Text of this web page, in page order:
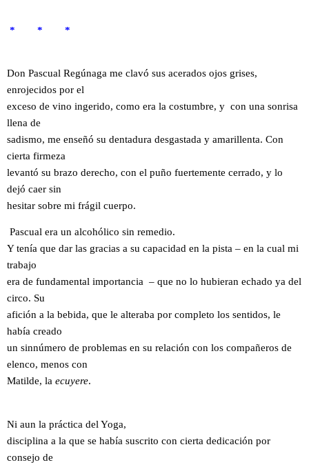
* * *
Don Pascual Regúnaga me clavó sus acerados ojos grises,
enrojecidos por el
exceso de vino ingerido, como era la costumbre, y con una sonrisa
llena de
sadismo, me enseñó su dentadura desgastada y amarillenta. Con
cierta firmeza
levantó su brazo derecho, con el puño fuertemente cerrado, y lo
dejó caer sin
hesitar sobre mi frágil cuerpo.
Pascual era un alcohólico sin remedio.
Y tenía que dar las gracias a su capacidad en la pista – en la cual mi
trabajo
era de fundamental importancia – que no lo hubieran echado ya del
circo. Su
afición a la bebida, que le alteraba por completo los sentidos, le
había creado
un sinnúmero de problemas en su relación con los compañeros de
elenco, menos con
Matilde, la ecuyere.
Ni aun la práctica del Yoga,
disciplina a la que se había suscrito con cierta dedicación por
consejo de